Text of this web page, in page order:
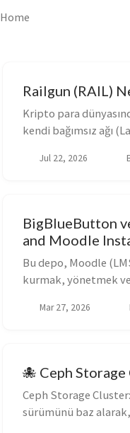
Home
Railgun (RAIL)
Kripto para
kendi bağımsız ağı
Jul 22, 2026
BigBlueButton
and Moodle
Bu depo, Moodle
kurmak, yönetmek
Mar 27, 2026
🐙 Ceph
Ceph Storage
sürümünü baz